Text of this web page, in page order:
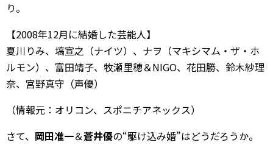
り。
【2008年12月に結婚した芸能人】
夏川りみ、塙宣之（ナイツ）、ナヲ（マキシマム・ザ・ホ
ルモン）、富田靖子、牧瀬里穂＆NIGO、花田勝、鈴木紗理
奈、宮野真守（声優）
（情報元：オリコン、スポニチアネックス）
さて、 岡田准一＆蒼井優の“駆け込み婚”はどうだろうか。